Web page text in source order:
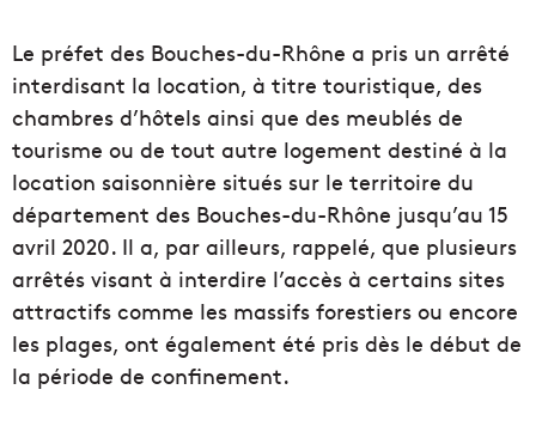
Le préfet des Bouches-du-Rhône a pris un arrêté
interdisant la location, à titre touristique, des
chambres d’hôtels ainsi que des meublés de
tourisme ou de tout autre logement destiné à la
location saisonnière situés sur le territoire du
département des Bouches-du-Rhône jusqu’au 15
avril 2020. Il a, par ailleurs, rappelé, que plusieurs
arrêtés visant à interdire l’accès à certains sites
attractifs comme les massifs forestiers ou encore
les plages, ont également été pris dès le début de
la période de confinement.